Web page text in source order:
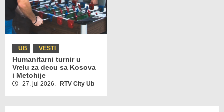
UB VESTI
Humanitarni turnir u
Vrelu za decu sa Kosova
i Metohije
27. jul 2026. RTV City Ub